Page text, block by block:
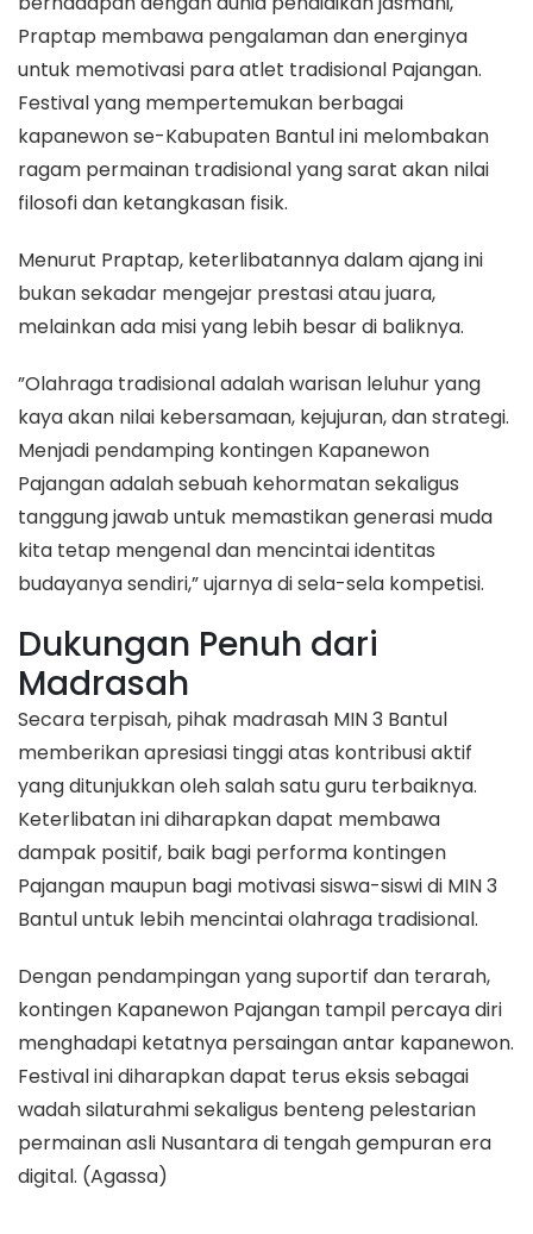
Praptap membawa pengalaman dan energinya
untuk memotivasi para atlet tradisional Pajangan.
Festival yang mempertemukan berbagai
kapanewon se-Kabupaten Bantul ini melombakan
ragam permainan tradisional yang sarat akan nilai
filosofi dan ketangkasan fisik.
​Menurut Praptap, keterlibatannya dalam ajang ini
bukan sekadar mengejar prestasi atau juara,
melainkan ada misi yang lebih besar di baliknya.
​”Olahraga tradisional adalah warisan leluhur yang
kaya akan nilai kebersamaan, kejujuran, dan strategi.
Menjadi pendamping kontingen Kapanewon
Pajangan adalah sebuah kehormatan sekaligus
tanggung jawab untuk memastikan generasi muda
kita tetap mengenal dan mencintai identitas
budayanya sendiri,” ujarnya di sela-sela kompetisi.
​Dukungan Penuh dari
Madrasah
​Secara terpisah, pihak madrasah MIN 3 Bantul
memberikan apresiasi tinggi atas kontribusi aktif
yang ditunjukkan oleh salah satu guru terbaiknya.
Keterlibatan ini diharapkan dapat membawa
dampak positif, baik bagi performa kontingen
Pajangan maupun bagi motivasi siswa-siswi di MIN 3
Bantul untuk lebih mencintai olahraga tradisional.
​Dengan pendampingan yang suportif dan terarah,
kontingen Kapanewon Pajangan tampil percaya diri
menghadapi ketatnya persaingan antar kapanewon.
Festival ini diharapkan dapat terus eksis sebagai
wadah silaturahmi sekaligus benteng pelestarian
permainan asli Nusantara di tengah gempuran era
digital. (Agassa)